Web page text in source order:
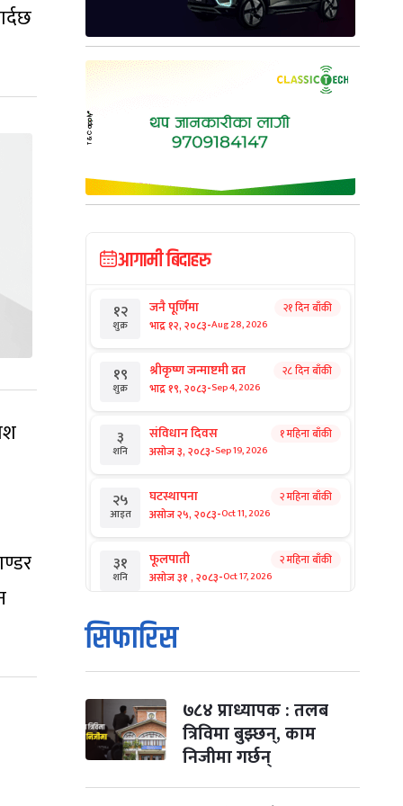
आगामी बिदाहरु
१२
शुक्र
जनै पूर्णिमा
भाद्र १२, २०८३-Aug 28, 2026
२१ दिन बाँकी
१९
शुक्र
श्रीकृष्ण जन्माष्टमी व्रत
भाद्र १९, २०८३-Sep 4, 2026
२८ दिन बाँकी
३
शनि
संविधान दिवस
असोज ३, २०८३-Sep 19, 2026
१ महिना बाँकी
२५
आइत
घटस्थापना
असोज २५, २०८३-Oct 11, 2026
२ महिना बाँकी
३१
शनि
फूलपाती
असोज ३१ , २०८३-Oct 17, 2026
२ महिना बाँकी
१
आइत
कार्तिक सङ्क्रान्ति
कार्तिक १, २०८३
मंगल कार्तिक ३, २०८३ -Oct 20, 2026
४ विजयादशमी
कार्तिक ४, २०८३-Oct 21, 2026
सिफारिस
७८४ प्राध्यापक : तलब
त्रिविमा बुझ्छन्, काम
निजीमा गर्छन्